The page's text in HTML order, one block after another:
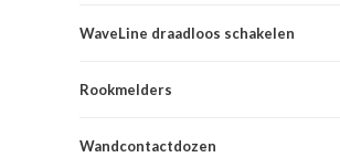
WaveLine draadloos schakelen
Rookmelders
Wandcontactdozen